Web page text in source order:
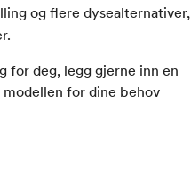
og flere dysealternativer,
for deg, legg gjerne inn en
for dine behov